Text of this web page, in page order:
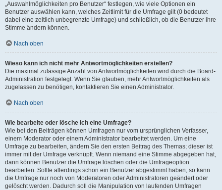
„Auswahlmöglichkeiten pro Benutzer“ festlegen, wie viele Optionen ein
Benutzer auswählen kann, welches Zeitlimit für die Umfrage gilt (0 bedeutet
dabei eine zeitlich unbegrenzte Umfrage) und schließlich, ob die Benutzer ihre
Stimme ändern können.
Nach oben
Wieso kann ich nicht mehr Antwortmöglichkeiten erstellen?
Die maximal zulässige Anzahl von Antwortmöglichkeiten wird durch die Board-
Administration festgelegt. Wenn Sie glauben, mehr Antwortmöglichkeiten als
zugelassen zu benötigen, kontaktieren Sie einen Administrator.
Nach oben
Wie bearbeite oder lösche ich eine Umfrage?
Wie bei den Beiträgen können Umfragen nur vom ursprünglichen Verfasser,
einem Moderator oder einem Administrator bearbeitet werden. Um eine
Umfrage zu bearbeiten, ändern Sie den ersten Beitrag des Themas; dieser ist
immer mit der Umfrage verknüpft. Wenn niemand eine Stimme abgegeben hat,
dann können Benutzer die Umfrage löschen oder die Umfrageoption
bearbeiten. Sollte allerdings schon ein Benutzer abgestimmt haben, so kann
die Umfrage nur noch von Moderatoren oder Administratoren geändert oder
gelöscht werden. Dadurch soll die Manipulation von laufenden Umfragen